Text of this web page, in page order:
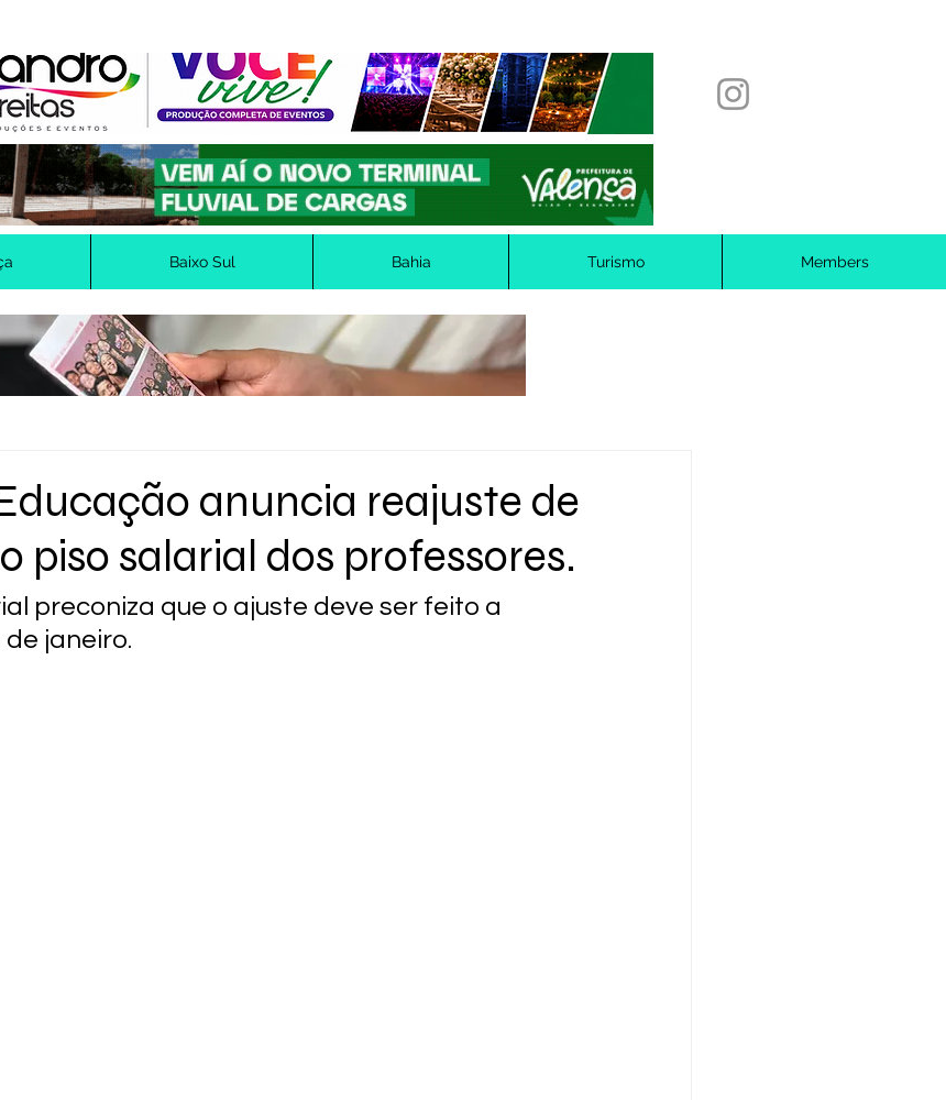
Baixo Sul Bahia Turismo Members
anuncia reajuste de
piso salarial dos professores.
preconiza que o ajuste deve ser feito a
janeiro.